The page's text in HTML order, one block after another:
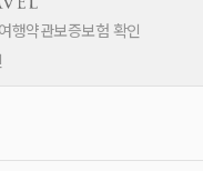
여행약관보증보험 확인